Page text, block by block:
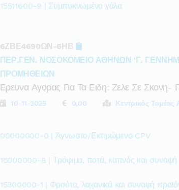
15511600-9 | Συμπυκνωμένο γάλα
6ΖΒΕ4690ΩΝ-6ΗΒ
ΠΕΡ.ΓΕΝ. ΝΟΣΟΚΟΜΕΙΟ ΑΘΗΝΩΝ 'Γ.
ΠΡΟΜΗΘΕΙΩΝ
Ερευνα Αγορας Για Τα Ειδη: Ζελε Σε Σκονη-
10-11-2025 0,00 Κεντρικός
00000000-0 | Άγνωστο/Εκτιμώμενο CPV
15000000-8 | Τρόφιμα, ποτά, καπνός και συναφή
15300000-1 | Φρούτα, λαχανικά και συναφή